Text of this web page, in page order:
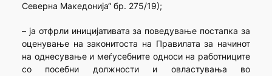
Северна Македонија“ бр. 275/19);
– ја отфрли иницијативата за поведување постапка за
оценување на законитоста на Правилата за начинот
на однесување и меѓусебните односи на работниците
со посебни должности и овластувања во